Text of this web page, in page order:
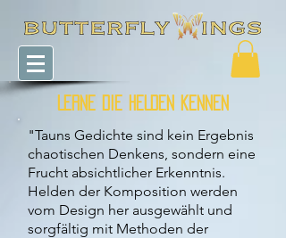
Lerne die HELDEN kennen
"Tauns Gedichte sind kein Ergebnis
chaotischen Denkens, sondern eine
Frucht absichtlicher Erkenntnis.
Helden der Komposition werden
vom Design her ausgewählt und
sorgfältig mit Methoden der